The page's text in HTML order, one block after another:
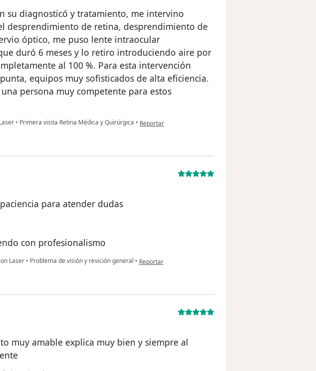
su diagnosticó y tratamiento, me intervino
desprendimiento de retina, desprendimiento de
óptico, me puso lente intraocular
duró 6 meses y lo retiro introduciendo aire por
al 100 %. Para esta intervención
equipos muy sofisticados de alta eficiencia.
persona muy competente para estos
• Primera visita Retina Médica y Quirúrgica • en opinión del usuario Jorge Castellanos
Reportar
para atender dudas
con profesionalismo
Laser • Problema de visión y revición general • en opinión del usuario usuario
Reportar
muy amable explica muy bien y siempre al